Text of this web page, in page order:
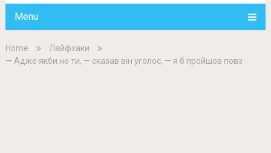
Menu
Home
Лайфхаки
— Адже якби не ти, — сказав він уголос, — я б пройшов повз